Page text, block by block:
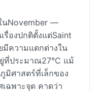
นNovember —
องปกติตั้งแต่Saint
มีความแตกต่างใน
ประมาณ27°C แม้
มิศาสตร์ที่เล็กของ
ฉพาะจุด คาดว่า